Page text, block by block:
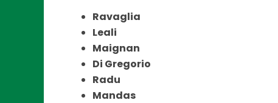
Ravaglia
Leali
Maignan
Di Gregorio
Radu
Mandas